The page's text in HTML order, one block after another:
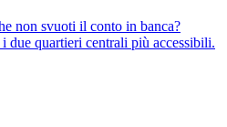
non svuoti il conto in banca?
due quartieri centrali più accessibili.